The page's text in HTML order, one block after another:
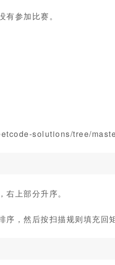
参加比赛。
solutions/tree/
上部分升序。
，然后按扫描规则填充回矩